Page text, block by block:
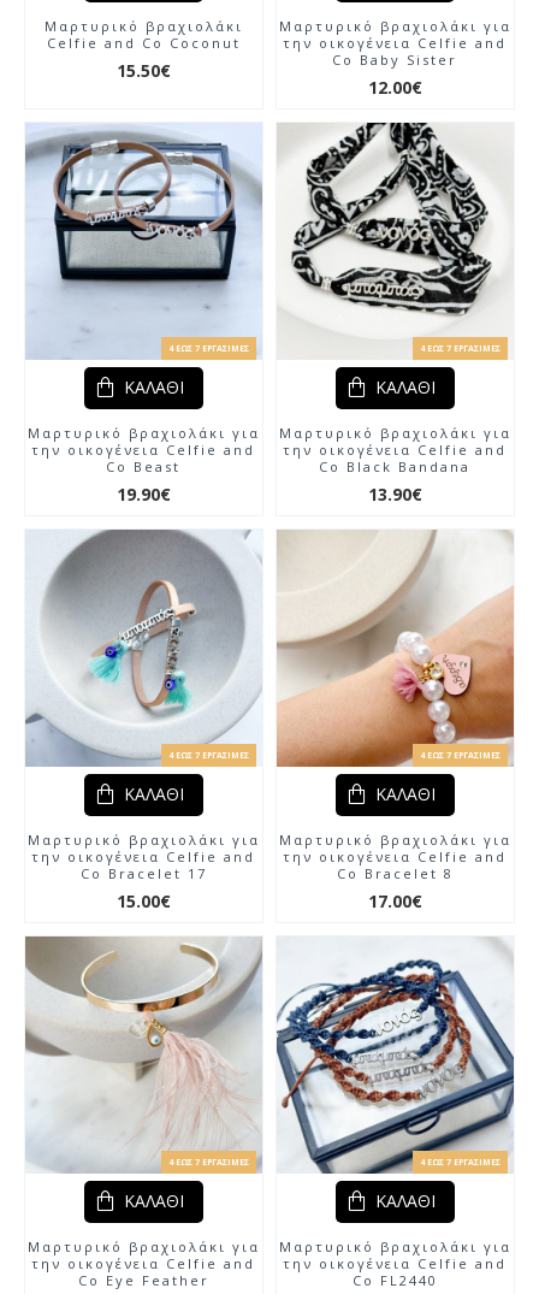
Μαρτυρικό βραχιολάκι
Celfie and Co Coconut
15.50€
Μαρτυρικό βραχιολάκι για
την οικογένεια Celfie and
Co Baby Sister
12.00€
4 ΈΩΣ 7 ΕΡΓΆΣΙΜΕΣ
Μαρτυρικό βραχιολάκι για
την οικογένεια Celfie and
Co Beast
19.90€
ΚΑΛΆΘΙ
4 ΈΩΣ 7 ΕΡΓΆΣΙΜΕΣ
Μαρτυρικό βραχιολάκι για
την οικογένεια Celfie and
Co Black Bandana
13.90€
ΚΑΛΆΘΙ
4 ΈΩΣ 7 ΕΡΓΆΣΙΜΕΣ
Μαρτυρικό βραχιολάκι για
την οικογένεια Celfie and
Co Bracelet 17
15.00€
ΚΑΛΆΘΙ
4 ΈΩΣ 7 ΕΡΓΆΣΙΜΕΣ
Μαρτυρικό βραχιολάκι για
την οικογένεια Celfie and
Co Bracelet 8
17.00€
ΚΑΛΆΘΙ
4 ΈΩΣ 7 ΕΡΓΆΣΙΜΕΣ
Μαρτυρικό βραχιολάκι για
την οικογένεια Celfie and
Co Eye Feather
ΚΑΛΆΘΙ
4 ΈΩΣ 7 ΕΡΓΆΣΙΜΕΣ
Μαρτυρικό βραχιολάκι για
την οικογένεια Celfie and
Co FL2440
ΚΑΛΆΘΙ